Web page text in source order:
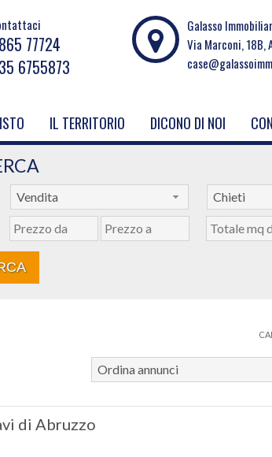
77724
6755873
Galasso
Via Marconi, 18B,
IL TERRITORIO DICONO DI NOI
Vendita Chieti
Ordina annunci
di Abruzzo